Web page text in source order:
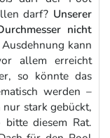
darf? Unserer
nicht
kann
allem erreicht
so könnte das
werden –
stark gebückt,
diesem Rat.